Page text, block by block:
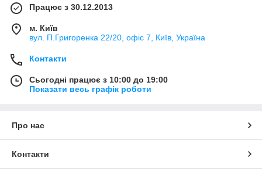
Працює з 30.12.2013
м. Київ
вул. П.Григоренка 22/20, офіс 7, Київ, Україна
Контакти
Сьогодні працює з 10:00 до 19:00
Показати весь графік роботи
Про нас
Контакти